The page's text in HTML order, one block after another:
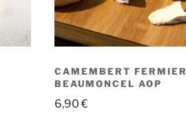
CAMEMBERT FERMIER
BEAUMONCEL AOP
6,90€